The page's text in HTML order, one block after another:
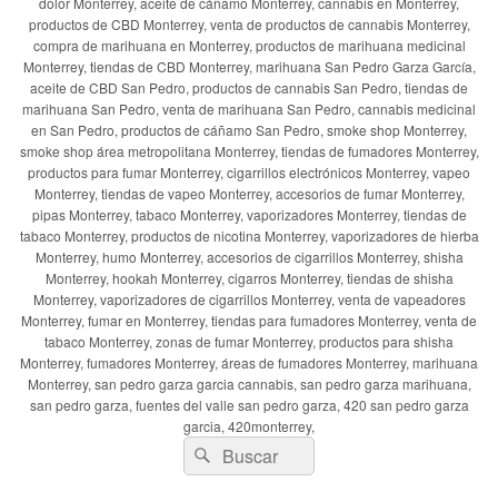
productos de CBD Monterrey, venta de productos de cannabis Monterrey,
compra de marihuana en Monterrey, productos de marihuana medicinal
Monterrey, tiendas de CBD Monterrey, marihuana San Pedro Garza García,
aceite de CBD San Pedro, productos de cannabis San Pedro, tiendas de
marihuana San Pedro, venta de marihuana San Pedro, cannabis medicinal
en San Pedro, productos de cáñamo San Pedro, smoke shop Monterrey,
smoke shop área metropolitana Monterrey, tiendas de fumadores Monterrey,
productos para fumar Monterrey, cigarrillos electrónicos Monterrey, vapeo
Monterrey, tiendas de vapeo Monterrey, accesorios de fumar Monterrey,
pipas Monterrey, tabaco Monterrey, vaporizadores Monterrey, tiendas de
tabaco Monterrey, productos de nicotina Monterrey, vaporizadores de hierba
Monterrey, humo Monterrey, accesorios de cigarrillos Monterrey, shisha
Monterrey, hookah Monterrey, cigarros Monterrey, tiendas de shisha
Monterrey, vaporizadores de cigarrillos Monterrey, venta de vapeadores
Monterrey, fumar en Monterrey, tiendas para fumadores Monterrey, venta de
tabaco Monterrey, zonas de fumar Monterrey, productos para shisha
Monterrey, fumadores Monterrey, áreas de fumadores Monterrey, marihuana
Monterrey, san pedro garza garcia cannabis, san pedro garza marihuana,
san pedro garza, fuentes del valle san pedro garza, 420 san pedro garza
garcia, 420monterrey,
Buscar
por:
Buscar